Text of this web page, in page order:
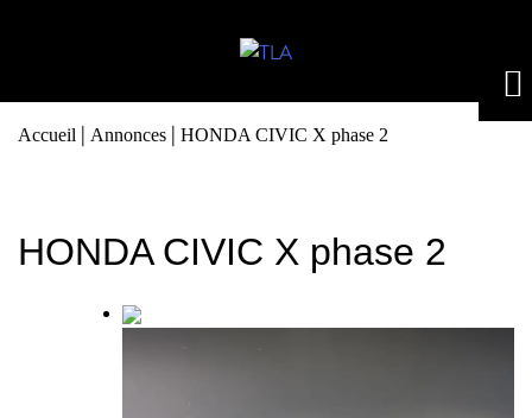
Accueil | Annonces | HONDA CIVIC X phase 2
HONDA CIVIC X phase 2